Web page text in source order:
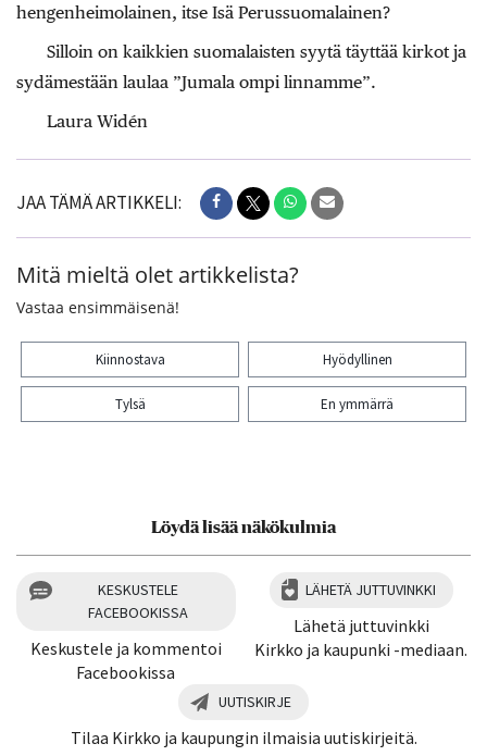
hengenheimolainen, itse Isä Perussuomalainen?
Silloin on kaikkien suomalaisten syytä täyttää kirkot ja
sydämestään laulaa ”Jumala ompi linnamme”.
Laura Widén
JAA TÄMÄ ARTIKKELI:
Mitä mieltä olet artikkelista?
Vastaa ensimmäisenä!
Kiinnostava Hyödyllinen
Tylsä En ymmärrä
Löydä lisää näkökulmia
KESKUSTELE
FACEBOOKISSA
Keskustele ja kommentoi
Facebookissa
LÄHETÄ JUTTUVINKKI
Lähetä juttuvinkki
Kirkko ja kaupunki -mediaan.
UUTISKIRJE
Tilaa Kirkko ja kaupungin ilmaisia uutiskirjeitä.